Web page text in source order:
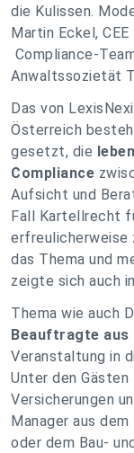
die Kulissen.
Martin Eckel,
Compliance-
Anwaltssozietät
Das von
Österreich
gesetzt, die
Compliance
Aufsicht und
Fall Kartellrecht
erfreulicherweise
das Thema und
zeigte sich auch
Thema wie auch
Beauftragte aus
Veranstaltung in
Unter den
Versicherungen
Manager aus
oder dem Bau-